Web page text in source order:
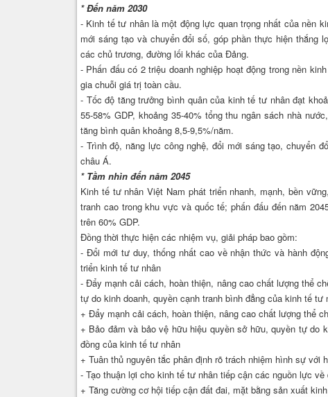
* Đến năm 2030
- Kinh tế tư nhân là một động lực quan trọng nhất của nền
mới sáng tạo và chuyển đổi số, góp phần thực hiện thắng
các chủ trương, đường lối khác của Đảng.
- Phấn đấu có 2 triệu doanh nghiệp hoạt động trong nền
gia chuỗi giá trị toàn cầu.
- Tốc độ tăng trưởng bình quân của kinh tế tư nhân đạt
55-58% GDP, khoảng 35-40% tổng thu ngân sách nhà
tăng bình quân khoảng 8,5-9,5%/năm.
- Trình độ, năng lực công nghệ, đổi mới sáng tạo, chuyển
châu Á.
* Tầm nhìn đến năm 2045
Kinh tế tư nhân Việt Nam phát triển nhanh, mạnh, bền
tranh cao trong khu vực và quốc tế; phấn đấu đến năm
trên 60% GDP.
Đồng thời thực hiện các nhiệm vụ, giải pháp bao gồm:
- Đổi mới tư duy, thống nhất cao về nhận thức và hành
triển kinh tế tư nhân
- Đẩy mạnh cải cách, hoàn thiện, nâng cao chất lượng thể
tự do kinh doanh, quyền cạnh tranh bình đẳng của kinh tế
+ Đẩy mạnh cải cách, hoàn thiện, nâng cao chất lượng thể
+ Bảo đảm và bảo vệ hữu hiệu quyền sở hữu, quyền tự do
đồng của kinh tế tư nhân
+ Tuân thủ nguyên tắc phân định rõ trách nhiệm hình sự
- Tạo thuận lợi cho kinh tế tư nhân tiếp cận các nguồn lực
+ Tăng cường cơ hội tiếp cận đất đai, mặt bằng sản xuất